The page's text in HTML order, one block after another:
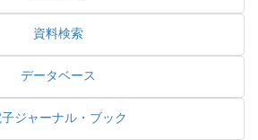
資料検索
データベース
ジャーナル・ブック